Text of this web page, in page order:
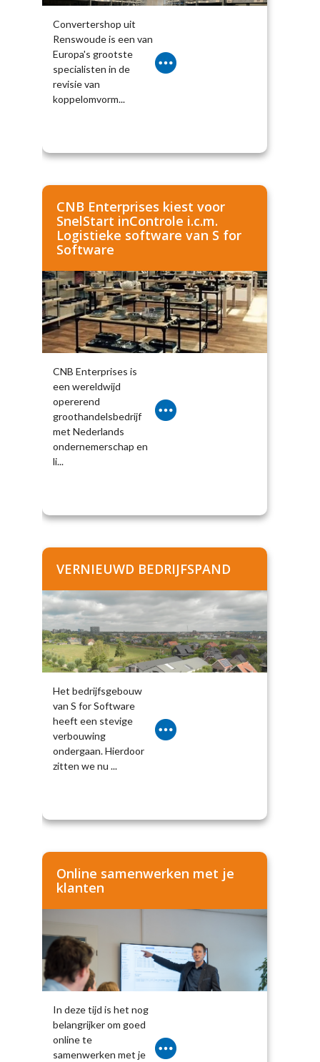
Convertershop uit
Renswoude is een van
Europa's grootste
specialisten in de
revisie van
koppelomvorm...
CNB Enterprises kiest voor
SnelStart inControle i.c.m.
Logistieke software van S for
Software
CNB Enterprises is
een wereldwijd
opererend
groothandelsbedrijf
met Nederlands
ondernemerschap en
li...
VERNIEUWD BEDRIJFSPAND
Het bedrijfsgebouw
van S for Software
heeft een stevige
verbouwing
ondergaan. Hierdoor
zitten we nu ...
Online samenwerken met je
klanten
In deze tijd is het nog
belangrijker om goed
online te
samenwerken met je